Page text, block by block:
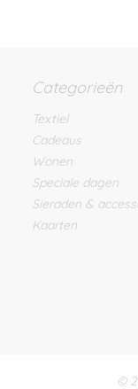
Categorieën
Textiel
Cadeaus
Wonen
Speciale dagen
Sieraden &
Kaarten
©